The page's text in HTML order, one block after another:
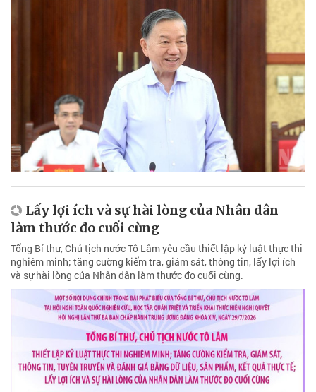
Lấy lợi ích và sự hài lòng của Nhân dân
làm thước đo cuối cùng
Tổng Bí thư, Chủ tịch nước Tô Lâm yêu cầu thiết lập kỷ luật thực thi
nghiêm minh; tăng cường kiểm tra, giám sát, thông tin, lấy lợi ích
và sự hài lòng của Nhân dân làm thước đo cuối cùng.